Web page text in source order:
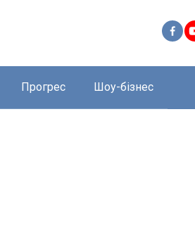
Прогрес Шоу-бізнес